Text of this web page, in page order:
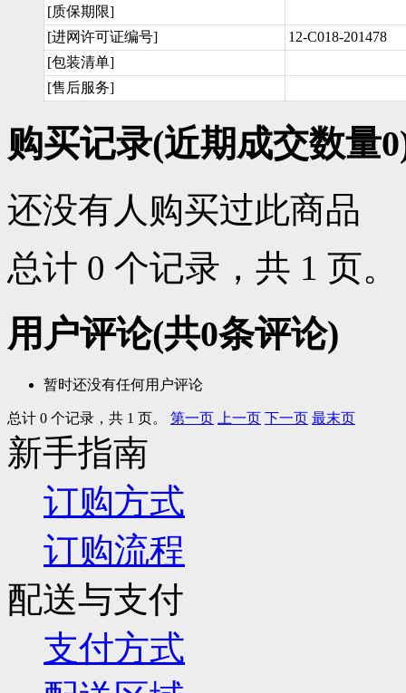
[质保期限]
[进网许可证编号]
12-C018-201478
[包装清单]
[售后服务]
购买记录(近期成交数量0
还没有人购买过此商品
总计 0 个记录，共 1 页。
用户评论(共0条评论)
暂时还没有任何用户评论
总计 0 个记录，共 1 页。 第一页 上一页 下一页 最末页
新手指南
订购方式
订购流程
配送与支付
支付方式